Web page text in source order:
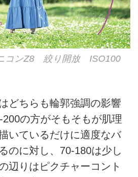
コンZ8 絞り開放 ISO100
どちらも輪郭強調の影響
の方がそもそもが肌理
いているだけに適度なバ
のに対し、70-180は少し
辺りはピクチャーコント